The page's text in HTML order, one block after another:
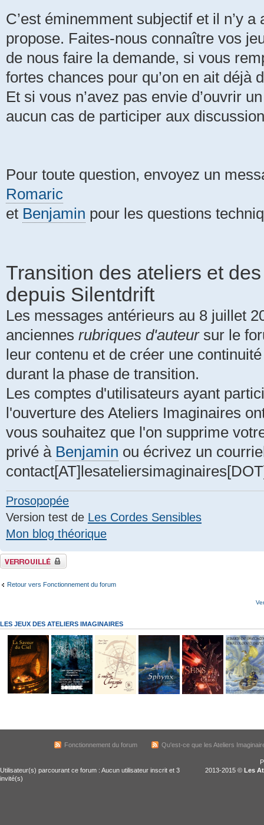
C’est éminemment subjectif et il n’y
propose. Faites-nous connaître vos
de nous faire la demande, si vous
fortes chances pour qu’on en ait déjà
Et si vous n’avez pas envie d’ouvrir
aucun cas de participer aux
Pour toute question, envoyez un
Romaric
et Benjamin pour les questions
Transition des ateliers et
depuis Silentdrift
Les messages antérieurs au 8 juillet
anciennes rubriques d'auteursur le
leur contenu et de créer une
durant la phase de transition.
Les comptes d'utilisateurs ayant
l'ouverture des Ateliers Imaginaires
vous souhaitez que l'on supprime
privé à Benjamin ou écrivez un
Prosopopée
Version test de Les Cordes Sensibles
Mon blog théorique
Sujet verrouillé
Retour vers Fonctionnement du forum
LES JEUX DES ATELIERS IMAGINAIRES
Fonctionnement du forum Qu'est-ce que les Ateliers
Utilisateur(s) parcourant ce forum : Aucun utilisateur inscrit et 3
invité(s)
2013-2015 ©Les